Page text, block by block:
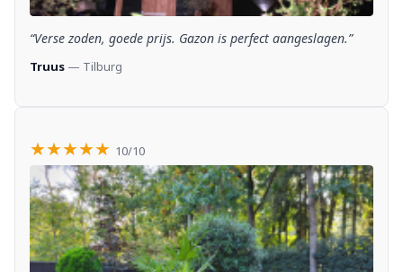
“Verse zoden, goede prijs. Gazon is perfect aangeslagen.”
Truus — Tilburg
★★★★★ 10/10